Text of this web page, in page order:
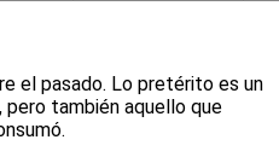
el pasado. Lo pretérito es un
también aquello que